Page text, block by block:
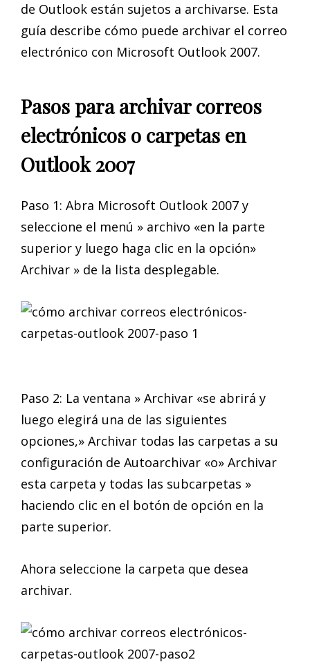
de Outlook están sujetos a archivarse. Esta
guía describe cómo puede archivar el correo
electrónico con Microsoft Outlook 2007.
Pasos para archivar correos
electrónicos o carpetas en
Outlook 2007
Paso 1: Abra Microsoft Outlook 2007 y
seleccione el menú » archivo «en la parte
superior y luego haga clic en la opción»
Archivar » de la lista desplegable.
Paso 2: La ventana » Archivar «se abrirá y
luego elegirá una de las siguientes
opciones,» Archivar todas las carpetas a su
configuración de Autoarchivar «o» Archivar
esta carpeta y todas las subcarpetas »
haciendo clic en el botón de opción en la
parte superior.
Ahora seleccione la carpeta que desea
archivar.